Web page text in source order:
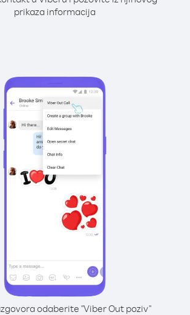
prikaza informacija
odaberite "Viber Out poziv"